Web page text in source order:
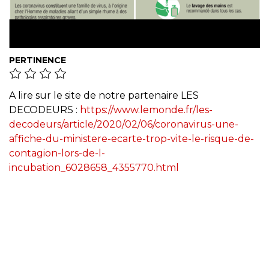
PERTINENCE
A lire sur le site de notre partenaire LES
DECODEURS : https://www.lemonde.fr/les-
decodeurs/article/2020/02/06/coronavirus-une-
affiche-du-ministere-ecarte-trop-vite-le-risque-de-
contagion-lors-de-l-
incubation_6028658_4355770.html